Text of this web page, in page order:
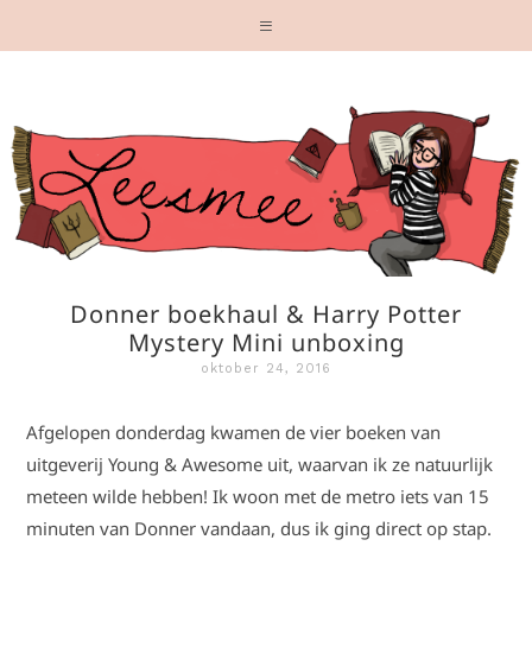
Donner boekhaul & Harry Potter
Mystery Mini unboxing
oktober 24, 2016
Afgelopen donderdag kwamen de vier boeken van
uitgeverij Young & Awesome uit, waarvan ik ze natuurlijk
meteen wilde hebben! Ik woon met de metro iets van 15
minuten van Donner vandaan, dus ik ging direct op stap.